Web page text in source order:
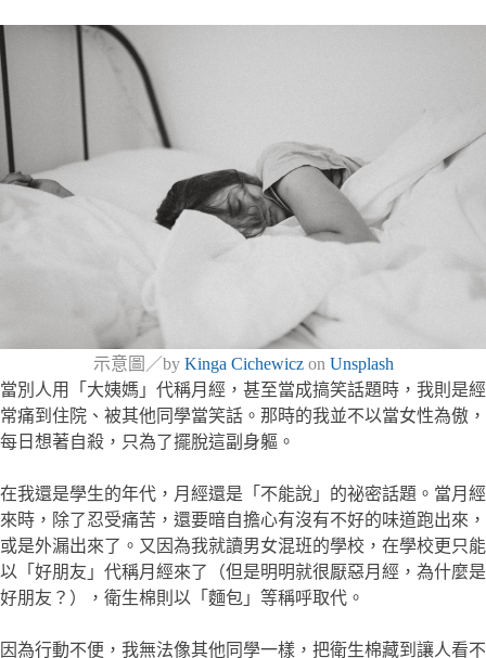
示意圖／by Kinga Cichewiczon Unsplash
當別人用「大姨媽」代稱月經，甚至當成搞笑話題時，我則是經
常痛到住院、被其他同學當笑話。那時的我並不以當女性為傲，
每日想著自殺，只為了擺脫這副身軀。
在我還是學生的年代，月經還是「不能說」的祕密話題。當月經
來時，除了忍受痛苦，還要暗自擔心有沒有不好的味道跑出來，
或是外漏出來了。又因為我就讀男女混班的學校，在學校更只能
以「好朋友」代稱月經來了（但是明明就很厭惡月經，為什麼是
好朋友？），衛生棉則以「麵包」等稱呼取代。
因為行動不便，我無法像其他同學一樣，把衛生棉藏到讓人看不